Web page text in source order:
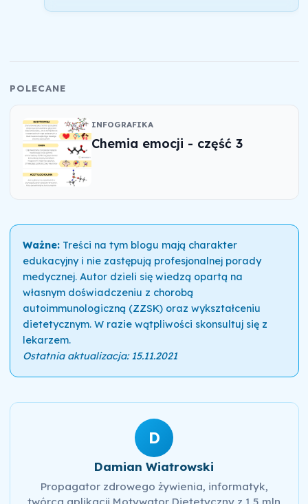
POLECANE
INFOGRAFIKA
Chemia emocji - część 3
Ważne:Treści na tym blogu mają charakter
edukacyjny i nie zastępują profesjonalnej porady
medycznej. Autor dzieli się wiedzą opartą na
własnym doświadczeniu z chorobą
autoimmunologiczną (ZZSK) oraz wykształceniu
dietetycznym. W razie wątpliwości skonsultuj się z
lekarzem.
Ostatnia aktualizacja: 15.11.2021
D
Damian Wiatrowski
Propagator zdrowego żywienia, informatyk,
twórca aplikacji Motywator Dietetyczny z 1,5 mln